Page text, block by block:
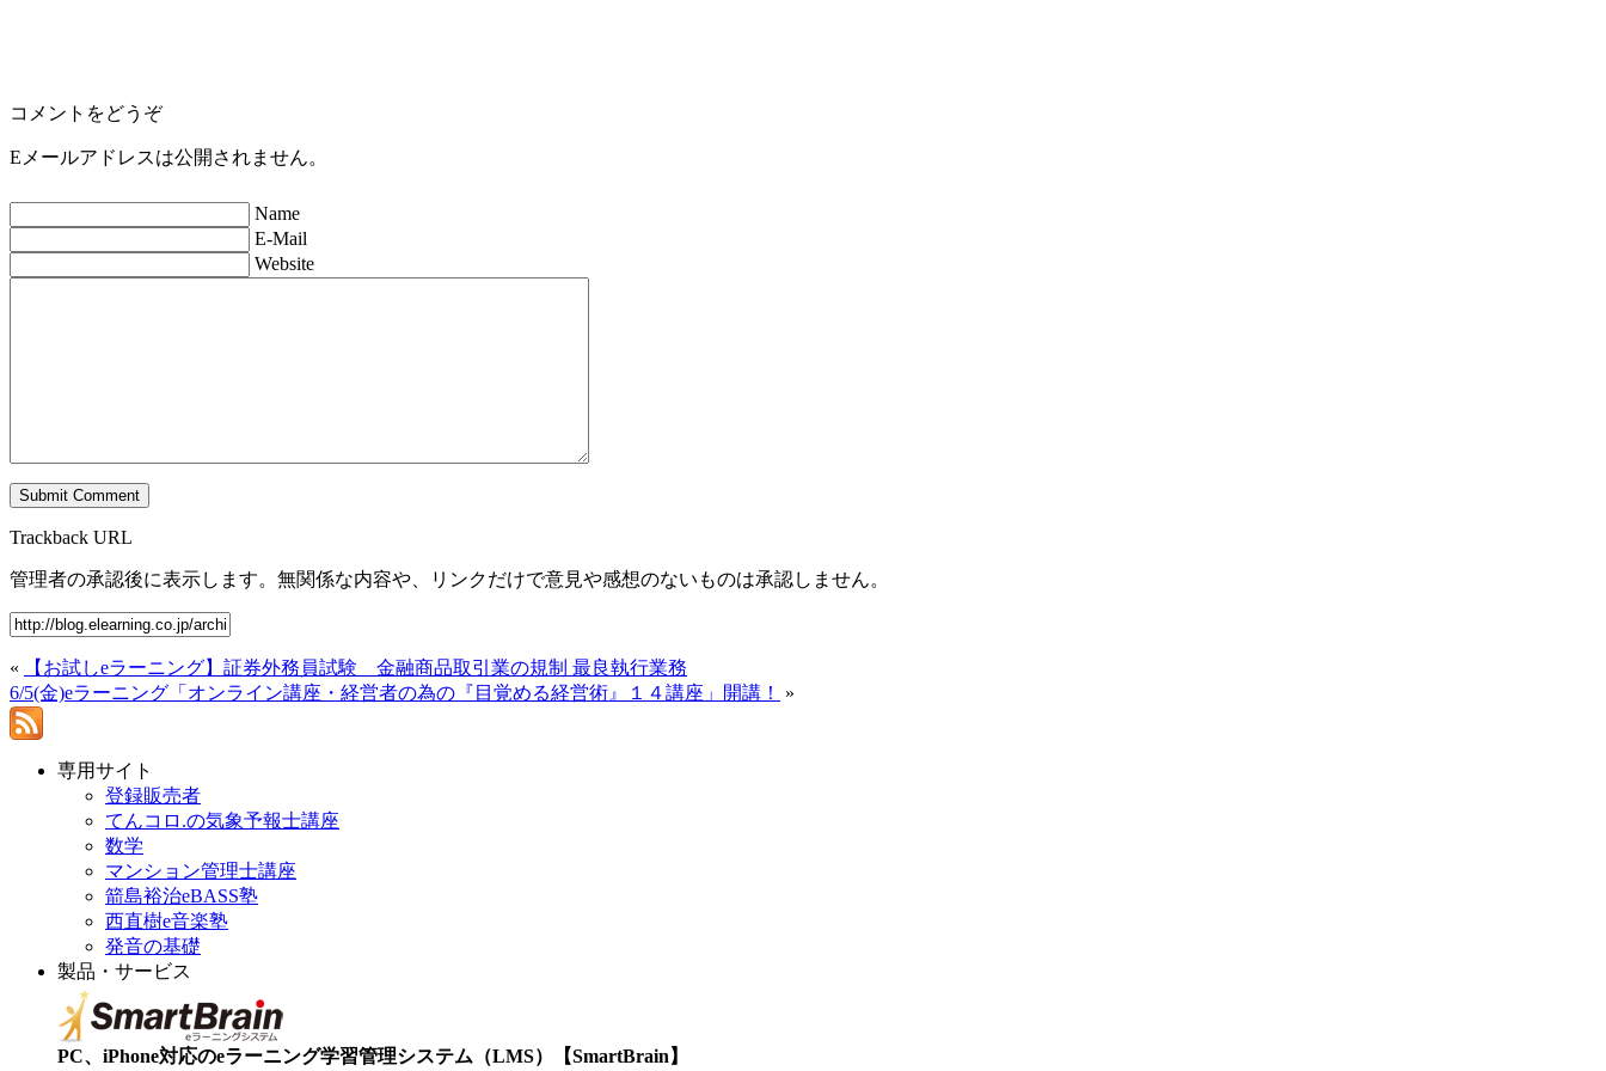
コメントをどうぞ
Eメールアドレスは公開されません。
Name
E-Mail
Website
Trackback URL
管理者の承認後に表示します。無関係な内容や、リンクだけで意見や感想のないものは承認しません。
«
【お試しeラーニング】証券外務員試験 金融商品取引業の規制 最良執行業務
6/5(金)eラーニング「オンライン講座・経営者の為の『目覚める経営術』１４講座」開講！
»
専用サイト
登録販売者
てんコロ.の気象予報士講座
数学
マンション管理士講座
箭島裕治eBASS塾
西直樹e音楽塾
発音の基礎
製品・サービス
PC、iPhone対応のeラーニング学習管理システム（LMS）【SmartBrain】